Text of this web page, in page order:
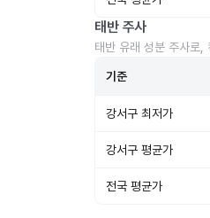
태반 주사
태반 유래 성분 주사로,
기준
강서구 최저가
강서구 평균가
전국 평균가